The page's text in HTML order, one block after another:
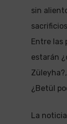
sin
Entre las
estarán
¿Betül
La